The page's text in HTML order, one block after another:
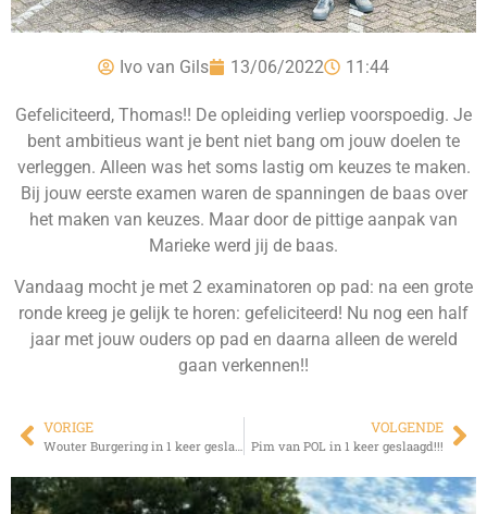
Ivo van Gils 13/06/2022 11:44
Gefeliciteerd, Thomas!! De opleiding verliep voorspoedig. Je
bent ambitieus want je bent niet bang om jouw doelen te
verleggen. Alleen was het soms lastig om keuzes te maken.
Bij jouw eerste examen waren de spanningen de baas over
het maken van keuzes. Maar door de pittige aanpak van
Marieke werd jij de baas.
Vandaag mocht je met 2 examinatoren op pad: na een grote
ronde kreeg je gelijk te horen: gefeliciteerd! Nu nog een half
jaar met jouw ouders op pad en daarna alleen de wereld
gaan verkennen!!
VORIGE VOLGENDE
Pim van POL in 1 keer geslaagd!!!